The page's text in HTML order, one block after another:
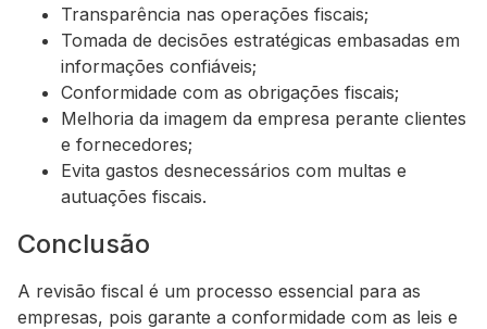
Transparência nas operações fiscais;
Tomada de decisões estratégicas embasadas em
informações confiáveis;
Conformidade com as obrigações fiscais;
Melhoria da imagem da empresa perante clientes
e fornecedores;
Evita gastos desnecessários com multas e
autuações fiscais.
Conclusão
A revisão fiscal é um processo essencial para as
empresas, pois garante a conformidade com as leis e